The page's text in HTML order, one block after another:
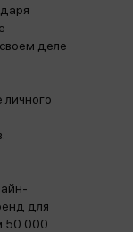
деле
для
50 000